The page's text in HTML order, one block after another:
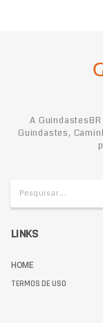
A
Guindastes,
LINKS
HOME
TERMOS DE USO